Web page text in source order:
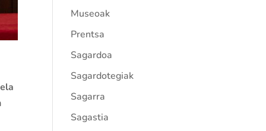
Museoak
Prentsa
Sagardoa
Sagardotegiak
Sagarra
Sagastia